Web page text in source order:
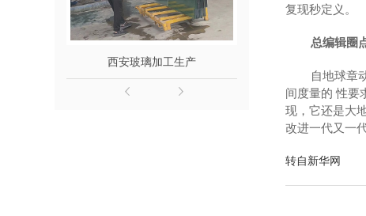
西安玻璃加工生产
复现秒定义。
总编辑圈
自地球章动
间度量的 性要
现，它还是大
改进一代又一
转自新华网